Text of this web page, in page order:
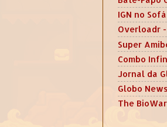
IGN no Sofá
Overloadr
Super
Combo
Jornal da
Globo
The